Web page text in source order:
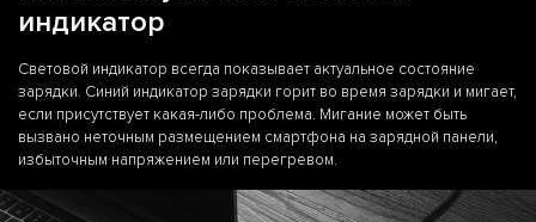
индикатор
Световой индикатор всегда показывает актуальное состояние
зарядки. Синий индикатор зарядки горит во время зарядки и мигает,
если присутствует какая-либо проблема. Мигание может быть
вызвано неточным размещением смартфона на зарядной панели,
избыточным напряжением или перегревом.